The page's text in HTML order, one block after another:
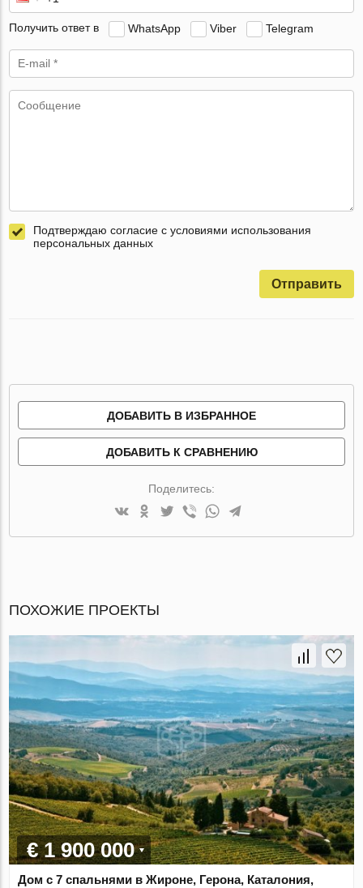
Получить ответ в WhatsApp Viber Telegram
Подтверждаю согласие с условиями использования
персональных данных
Отправить
ДОБАВИТЬ В ИЗБРАННОЕ
ДОБАВИТЬ К СРАВНЕНИЮ
Поделитесь:
ПОХОЖИЕ ПРОЕКТЫ
€ 1 900 000
Дом с 7 спальнями в Жироне, Герона, Каталония,